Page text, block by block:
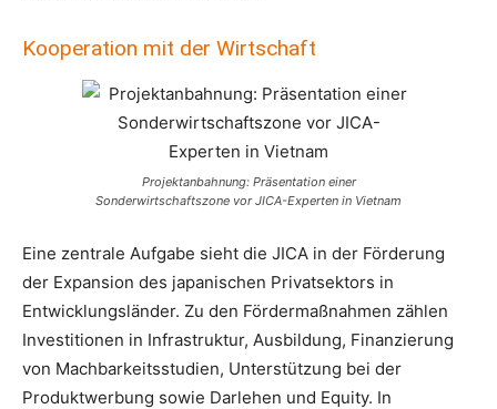
Kooperation mit der Wirtschaft
Projektanbahnung: Präsentation einer
Sonderwirtschaftszone vor JICA-Experten in Vietnam
Eine zentrale Aufgabe sieht die JICA in der Förderung
der Expansion des japanischen Privatsektors in
Entwicklungsländer. Zu den Fördermaßnahmen zählen
Investitionen in Infrastruktur, Ausbildung, Finanzierung
von Machbarkeitsstudien, Unterstützung bei der
Produktwerbung sowie Darlehen und Equity. In